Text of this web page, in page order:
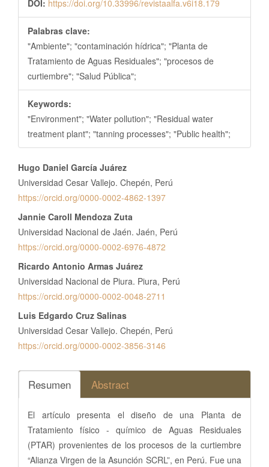
DOI: https://doi.org/10.33996/revistaalfa.v6i18.179
Palabras clave:
"Ambiente"; "contaminación hídrica"; "Planta de
Tratamiento de Aguas Residuales"; "procesos de
curtiembre"; "Salud Pública";
Keywords:
"Environment"; "Water pollution"; "Residual water
treatment plant"; "tanning processes"; "Public health";
Contenido
principal
del
artículo
Hugo Daniel García Juárez
Universidad Cesar Vallejo. Chepén, Perú
https://orcid.org/0000-0002-4862-1397
Jannie Caroll Mendoza Zuta
Universidad Nacional de Jaén. Jaén, Perú
https://orcid.org/0000-0002-6976-4872
Ricardo Antonio Armas Juárez
Universidad Nacional de Piura. Piura, Perú
https://orcid.org/0000-0002-0048-2711
Luis Edgardo Cruz Salinas
Universidad Cesar Vallejo. Chepén, Perú
https://orcid.org/0000-0002-3856-3146
Resumen Abstract
El artículo presenta el diseño de una Planta de
Tratamiento físico - químico de Aguas Residuales
(PTAR) provenientes de los procesos de la curtiembre
“Alianza Virgen de la Asunción SCRL”, en Perú. Fue una